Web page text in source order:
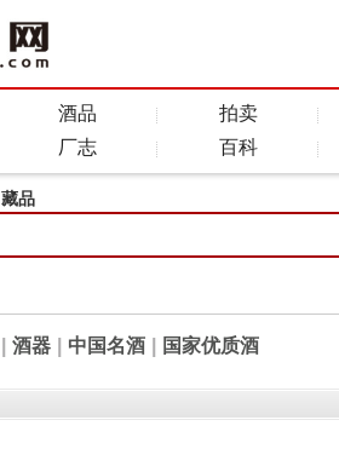
酒品 拍卖
厂志 百科
藏品
酒器 中国名酒 国家优质酒